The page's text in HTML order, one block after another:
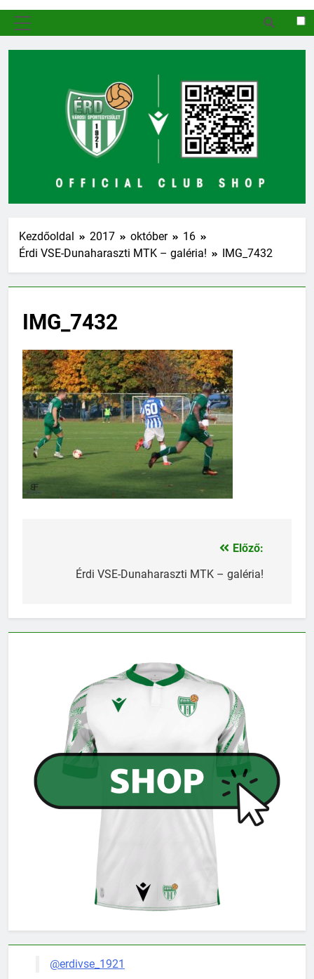
Kezdőoldal 2017 október
16
Érdi VSE-Dunaharaszti MTK – galéria!
IMG_7432
IMG_7432
navigáció
Előző:
Érdi VSE-Dunaharaszti MTK – galéria!
@erdivse_1921